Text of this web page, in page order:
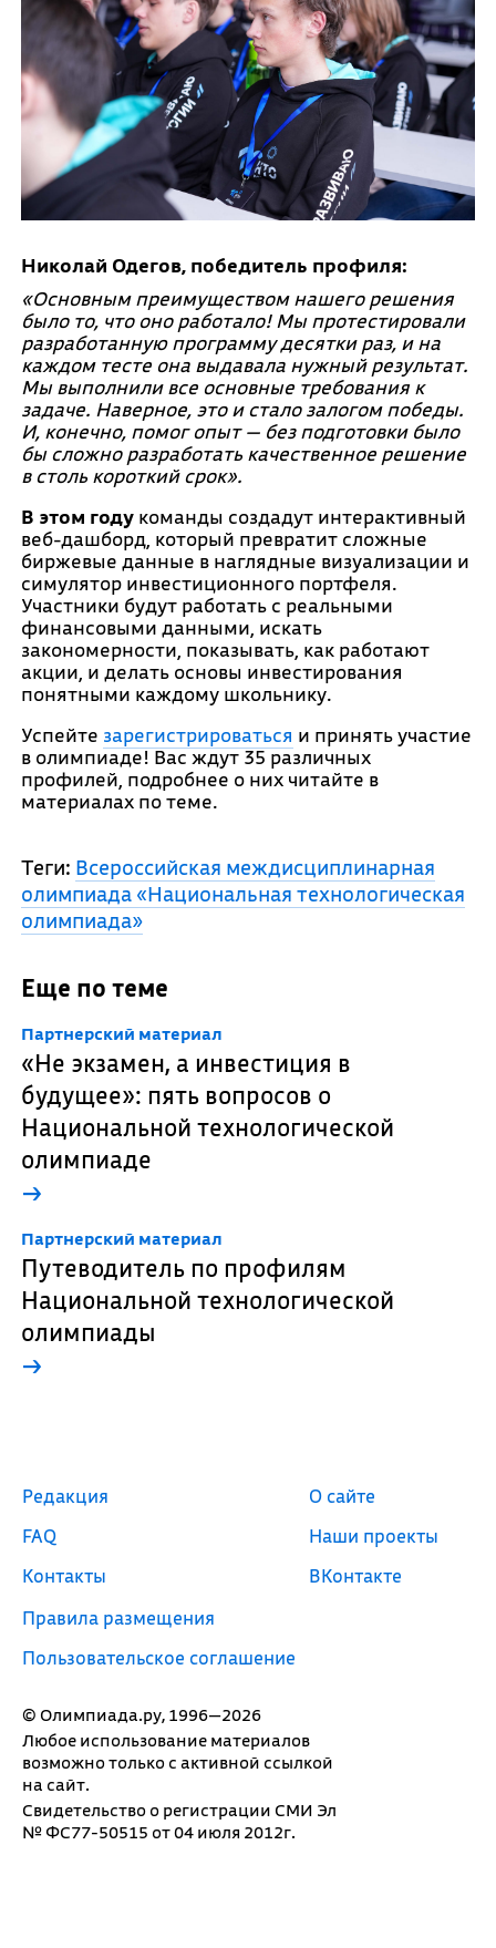
Николай Одегов, победитель профиля:
«Основным преимуществом нашего решения
было то, что оно работало! Мы протестировали
разработанную программу десятки раз, и на
каждом тесте она выдавала нужный результат.
Мы выполнили все основные требования к
задаче. Наверное, это и стало залогом победы.
И, конечно, помог опыт — без подготовки было
бы сложно разработать качественное решение
в столь короткий срок».
В этом годукоманды создадут интерактивный
веб-дашборд, который превратит сложные
биржевые данные в наглядные визуализации и
симулятор инвестиционного портфеля.
Участники будут работать с реальными
финансовыми данными, искать
закономерности, показывать, как работают
акции, и делать основы инвестирования
понятными каждому школьнику.
Успейте зарегистрироваться и принять участие
в олимпиаде! Вас ждут 35 различных
профилей, подробнее о них читайте в
материалах по теме.
Теги: Всероссийская междисциплинарная
олимпиада «Национальная технологическая
олимпиада»
Еще по теме
Партнерский материал
«Не экзамен, а инвестиция в
будущее»: пять вопросов о
Национальной технологической
олимпиаде
→
Партнерский материал
Путеводитель по профилям
Национальной технологической
олимпиады
→
© Олимпиада.ру, 1996—2026
Любое использование материалов
возможно только с активной ссылкой
на сайт.
Свидетельство о регистрации СМИ Эл
№ ФС77-50515 от 04 июля 2012г.
Редакция
FAQ
Контакты
Правила размещения
Пользовательское соглашение
О сайте
Наши проекты
ВКонтакте